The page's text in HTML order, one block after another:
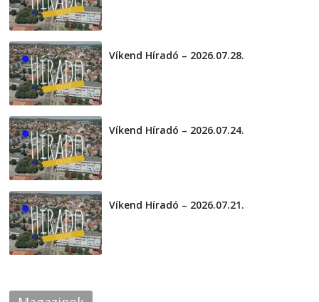
Víkend Híradó – 2026.07.28.
Víkend Híradó – 2026.07.24.
Víkend Híradó – 2026.07.21.